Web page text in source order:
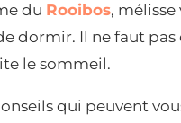
du Rooibos, mélisse
dormir. Il ne faut
le sommeil.
qui peuvent